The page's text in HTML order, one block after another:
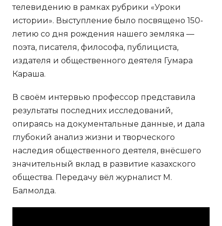
телевидению в рамках рубрики «Уроки
истории». Выступление было посвящено 150-
летию со дня рождения нашего земляка —
поэта, писателя, философа, публициста,
издателя и общественного деятеля Гумара
Караша.
В своём интервью профессор представила
результаты последних исследований,
опираясь на документальные данные, и дала
глубокий анализ жизни и творческого
наследия общественного деятеля, внёсшего
значительный вклад в развитие казахского
общества. Передачу вёл журналист М.
Балмолда.